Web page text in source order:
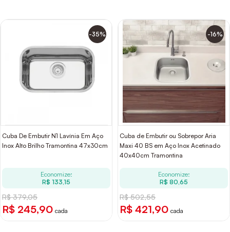
-35%
Cuba De Embutir N1 Lavínia Em Aço
Inox Alto Brilho Tramontina 47x30cm
Economize:
R$ 133,15
R$ 379,05
R$ 245,90 cada
-16%
Cuba de Embutir ou Sobrepor Aria
Maxi 40 BS em Aço Inox Acetinado
40x40cm Tramontina
Economize:
R$ 80,65
R$ 502,55
R$ 421,90 cada